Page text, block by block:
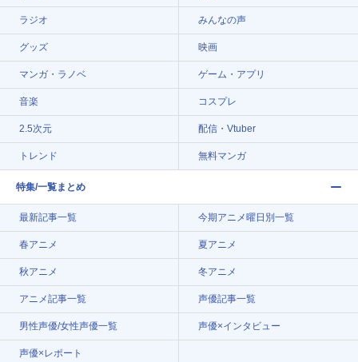
ラジオ みんなの声
グッズ 映画
マンガ・ラノベ ゲーム・アプリ
音楽 コスプレ
2.5次元 配信・Vtuber
トレンド 無料マンガ
特集/一覧まとめ
最新記事一覧 今期アニメ曜日別一覧
春アニメ 夏アニメ
秋アニメ 冬アニメ
アニメ記事一覧 声優記事一覧
男性声優/女性声優一覧 声優×インタビュー
声優×レポート